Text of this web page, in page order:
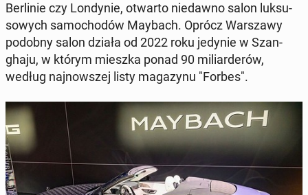
Ber­li­nie czy Lon­dy­nie, otwarto nie­daw­no salon luk­su­
so­wych sa­mo­cho­dów Maybach. Oprócz War­sza­wy
podobny salon działa od 2022 roku jedynie w Szan­
gha­ju, w którym mieszka ponad 90 mi­liar­de­rów,
według naj­now­szej listy ma­ga­zy­nu "Forbes".